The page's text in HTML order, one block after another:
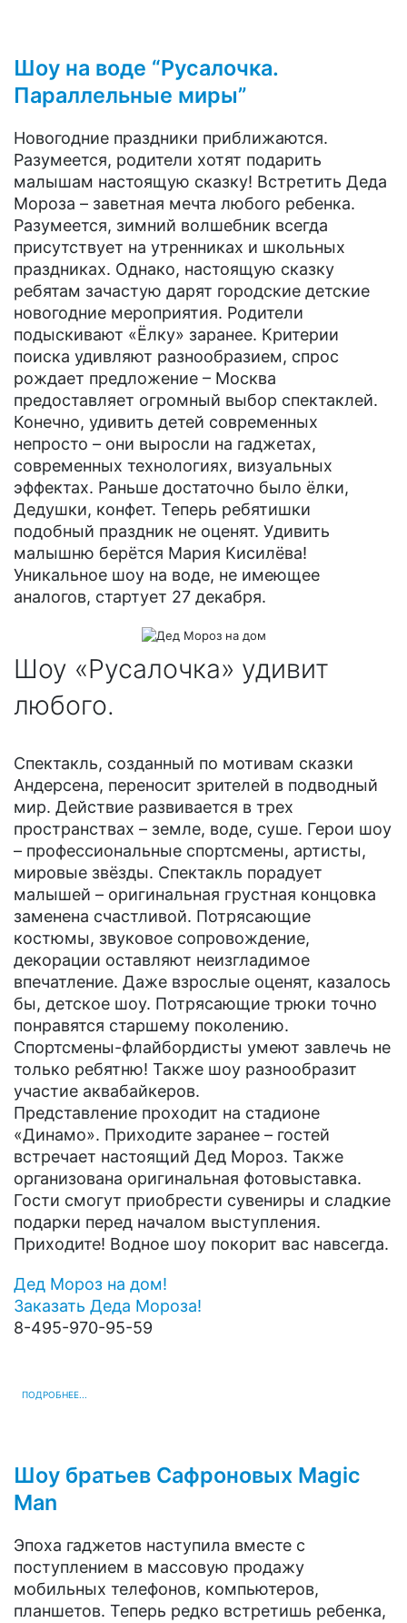
Шоу на воде “Русалочка.
Параллельные миры”
Новогодние праздники приближаются.
Разумеется, родители хотят подарить
малышам настоящую сказку! Встретить Деда
Мороза – заветная мечта любого ребенка.
Разумеется, зимний волшебник всегда
присутствует на утренниках и школьных
праздниках. Однако, настоящую сказку
ребятам зачастую дарят городские детские
новогодние мероприятия. Родители
подыскивают «Ёлку» заранее. Критерии
поиска удивляют разнообразием, спрос
рождает предложение – Москва
предоставляет огромный выбор спектаклей.
Конечно, удивить детей современных
непросто – они выросли на гаджетах,
современных технологиях, визуальных
эффектах. Раньше достаточно было ёлки,
Дедушки, конфет. Теперь ребятишки
подобный праздник не оценят. Удивить
малышню берётся Мария Кисилёва!
Уникальное шоу на воде, не имеющее
аналогов, стартует 27 декабря.
Шоу «Русалочка» удивит
любого.
Спектакль, созданный по мотивам сказки
Андерсена, переносит зрителей в подводный
мир. Действие развивается в трех
пространствах – земле, воде, суше. Герои шоу
– профессиональные спортсмены, артисты,
мировые звёзды. Спектакль порадует
малышей – оригинальная грустная концовка
заменена счастливой. Потрясающие
костюмы, звуковое сопровождение,
декорации оставляют неизгладимое
впечатление. Даже взрослые оценят, казалось
бы, детское шоу. Потрясающие трюки точно
понравятся старшему поколению.
Спортсмены-флайбордисты умеют завлечь не
только ребятню! Также шоу разнообразит
участие аквабайкеров.
Представление проходит на стадионе
«Динамо». Приходите заранее – гостей
встречает настоящий Дед Мороз. Также
организована оригинальная фотовыставка.
Гости смогут приобрести сувениры и сладкие
подарки перед началом выступления.
Приходите! Водное шоу покорит вас навсегда.
Дед Мороз на дом!
Заказать Деда Мороза!
8-495-970-95-59
ПОДРОБНЕЕ...
Шоу братьев Сафроновых Magic
Man
Эпоха гаджетов наступила вместе с
поступлением в массовую продажу
мобильных телефонов, компьютеров,
планшетов. Теперь редко встретишь ребенка,